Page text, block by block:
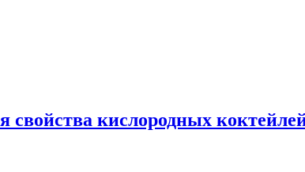
свойства кислородных